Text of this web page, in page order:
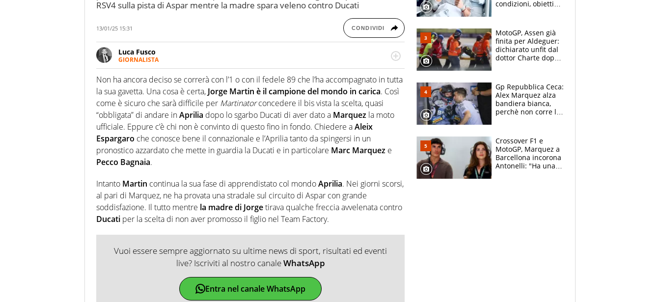
RSV4 sulla pista di Aspar mentre la madre spara veleno contro Ducati
13/01/25 15:31 CONDIVIDI
Luca Fusco
GIORNALISTA
Giornalista multimediale. Quando si accendono i motori, lui sgasa, impenna, derapa. E
spesso e volentieri finisce sul podio
Non ha ancora deciso se correrà con l’1 o con il fedele 89 che l’ha accompagnato in tutta
la sua gavetta. Una cosa è certa, Jorge Martin è il campione del mondo in carica. Così
come è sicuro che sarà difficile per Martinatorconcedere il bis vista la scelta, quasi
“obbligata” di andare inAprilia dopo lo sgarbo Ducati di aver dato a Marquez la moto
ufficiale. Eppure c’è chi non è convinto di questo fino in fondo. Chiedere aAleix
Espargaro che conosce bene il connazionale e l’Aprilia tanto da spingersi in un
pronostico azzardato che mette in guardia la Ducati e in particolare Marc Marquez e
Pecco Bagnaia.
Intanto Martin continua la sua fase di apprendistato col mondoAprilia. Nei giorni scorsi,
al pari di Marquez, ne ha provata una stradale sul circuito di Aspar con grande
soddisfazione. Il tutto mentre la madre di Jorgetirava qualche freccia avvelenata contro
Ducati per la scelta di non aver promosso il figlio nel Team Factory.
Vuoi essere sempre aggiornato su ultime news di sport, risultati ed eventi
live? Iscriviti al nostro canaleWhatsApp
Entra nel canale WhatsApp
condizioni, obiettivo
MotoGP, Assen già
finita per Aldeguer:
dichiarato unfit dal
dottor Charte dopo
Gp Repubblica Ceca:
Alex Marquez alza
bandiera bianca,
perchè non corre la
Crossover F1 e
MotoGP, Marquez a
Barcellona incorona
Antonelli: "Ha una